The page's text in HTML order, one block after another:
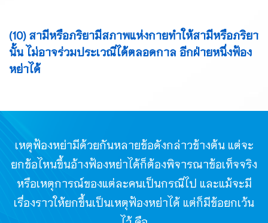
(10) สามีหรือภริยามีสภาพแห่งกายทำให้สามีหรือภริยา
นั้น ไม่อาจร่วมประเวณีได้ตลอดกาล อีกฝ่ายหนึ่งฟ้อง
หย่าได้
เหตุฟ้องหย่ามีด้วยกันหลายข้อดังกล่าวข้างต้น แต่จะ
ยกข้อไหนขึ้นอ้างฟ้องหย่าได้ก็ต้องพิจารณาข้อเท็จจริง
หรือเหตุการณ์ของแต่ละคนเป็นกรณีไป และแม้จะมี
เรื่องราวให้ยกขึ้นเป็นเหตุฟ้องหย่าได้ แต่ก็มีข้อยกเว้น